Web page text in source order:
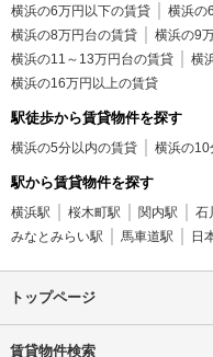
横浜の6万円以下の賃貸 横浜の
横浜の8万円台の賃貸
横浜の9
横浜の11～13万円台の賃貸
横
横浜の16万円以上の賃貸
駅徒歩から賃貸物件を探す
横浜の5分以内の賃貸 横浜の10
駅から賃貸物件を探す
横浜駅 桜木町駅 関内駅 石
みなとみらい駅
馬車道駅 日
トップページ
賃貸物件検索